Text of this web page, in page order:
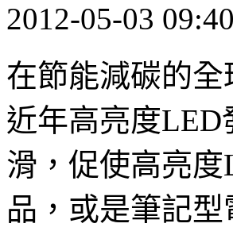
2012-05-03
在節能減碳的
近年高亮度
滑，促使高亮
品，或是筆記